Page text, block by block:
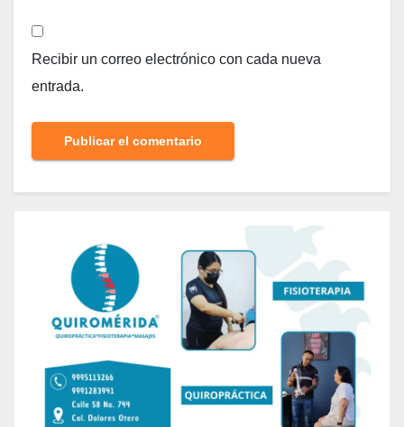
Recibir un correo electrónico con cada nueva
entrada.